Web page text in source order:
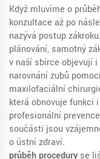
Když mluvíme o
konzultace až po
nazývá postup zákroku
plánování, samotný
v naší sbírce objevují
narovnání zubů
maxilofaciální
která obnovuje funkci
profesionální
součásti jsou
o ústní zdraví.
průběh procedury se